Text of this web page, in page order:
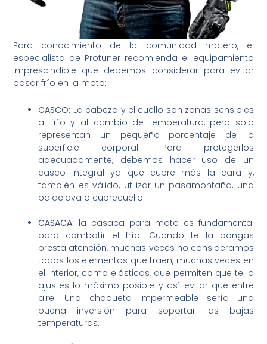
Para conocimiento de la comunidad motero, el
especialista de Protuner recomienda el equipamiento
imprescindible que debemos considerar para evitar
pasar frío en la moto:
CASCO: La cabeza y el cuello son zonas sensibles
al frío y al cambio de temperatura, pero solo
representan un pequeño porcentaje de la
superficie corporal. Para protegerlos
adecuadamente, debemos hacer uso de un
casco integral ya que cubre más la cara y,
también es válido, utilizar un pasamontaña, una
balaclava o cubrecuello.
CASACA: la casaca para moto es fundamental
para combatir el frío. Cuando te la pongas
presta atención, muchas veces no consideramos
todos los elementos que traen, muchas veces en
el interior, como elásticos, que permiten que te la
ajustes lo máximo posible y así evitar que entre
aire. Una chaqueta impermeable sería una
buena inversión para soportar las bajas
temperaturas.